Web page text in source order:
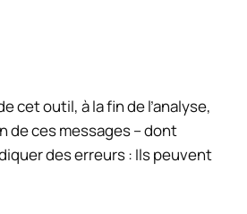
cet outil, à la fin de l’analyse,
de ces messages – dont
des erreurs : Ils peuvent